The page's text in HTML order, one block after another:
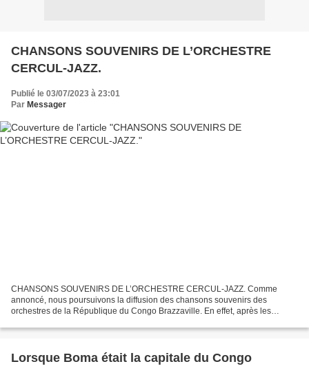
CHANSONS SOUVENIRS DE L’ORCHESTRE
CERCUL-JAZZ.
Publié le 03/07/2023 à 23:01
Par Messager
CHANSONS SOUVENIRS DE L’ORCHESTRE CERCUL-JAZZ. Comme
annoncé, nous poursuivons la diffusion des chansons souvenirs des
orchestres de la République du Congo Brazzaville. En effet, après les
Lorsque Boma était la capitale du Congo